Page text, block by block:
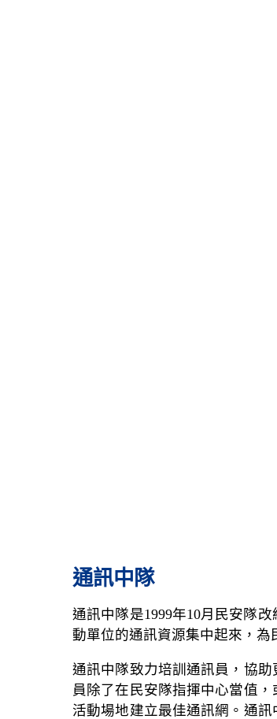
通訊中隊
通訊中隊是1999年10月民安隊
動單位的通訊資源集中起來，
通訊中隊致力培訓通訊員，協
員除了在民安隊指揮中心當值
活動場地建立最佳通訊網。通